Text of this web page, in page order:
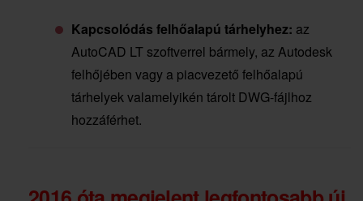
Kapcsolódás felhőalapú tárhelyhez: az
AutoCAD LT szoftverrel bármely, az Autodesk
felhőjében vagy a piacvezető felhőalapú
tárhelyek valamelyikén tárolt DWG-fájlhoz
hozzáférhet.